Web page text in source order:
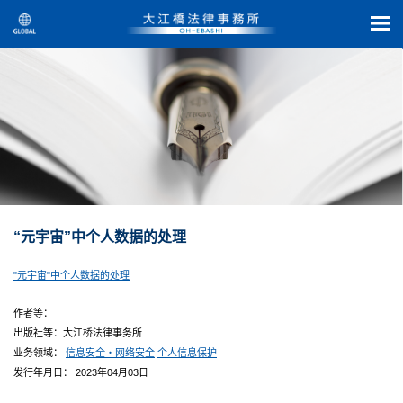
“元宇宙”中个人数据的处理
"元宇宙"中个人数据的处理
作者等：
出版社等：大江桥法律事务所
业务领域： 信息安全・网络安全 个人信息保护
发行年月日： 2023年04月03日